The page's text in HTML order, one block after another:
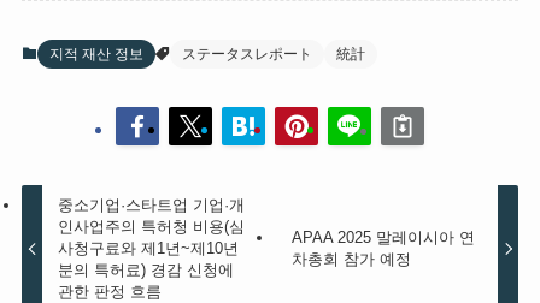
지적 재산 정보 ステータスレポート 統計
중소기업·스타트업 기업·개
인사업주의 특허청 비용(심
사청구료와 제1년~제10년
분의 특허료) 경감 신청에
관한 판정 흐름
APAA 2025 말레이시아 연
차총회 참가 예정